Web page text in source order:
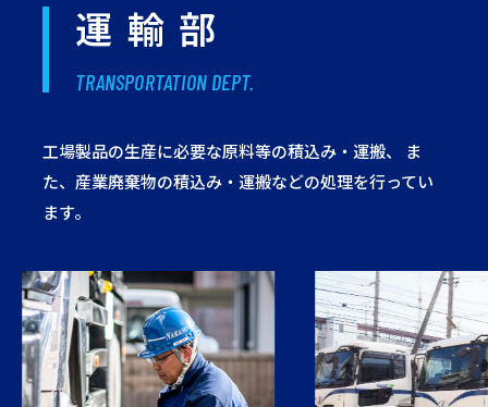
運輸部
TRANSPORTATION DEPT.
工場製品の生産に必要な原料等の積込み・運搬、
ま
た、産業廃棄物の積込み・運搬などの処理を行ってい
ます。